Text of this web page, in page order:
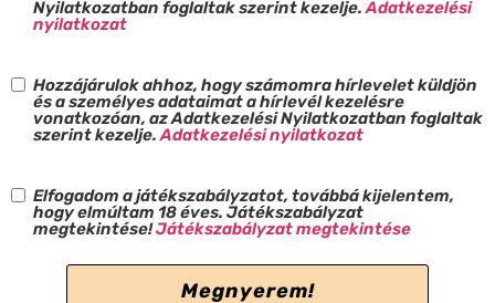
Nyilatkozatban foglaltak szerint kezelje.Adatkezelési
nyilatkozat
HÍRLEVÉL(KÖTELEZŐ)
Hozzájárulok ahhoz, hogy számomra hírlevelet küldjön
és a személyes adataimat a hírlevél kezelésre
vonatkozóan, az Adatkezelési Nyilatkozatban foglaltak
szerint kezelje.Adatkezelési nyilatkozat
HÍRLEVÉL(KÖTELEZŐ)
Elfogadom a játékszabályzatot, továbbá kijelentem,
hogy elmúltam 18 éves. Játékszabályzat
megtekintése!Játékszabályzat megtekintése